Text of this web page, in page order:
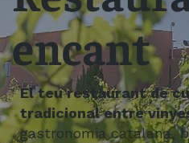
encant
El teu restaurant de
tradicional entre
gastronomia catalana,